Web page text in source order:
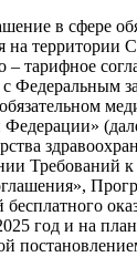
в сфере
на территории
– тарифное
с Федеральным
Федерации»
Требований к
бесплатного
год и на